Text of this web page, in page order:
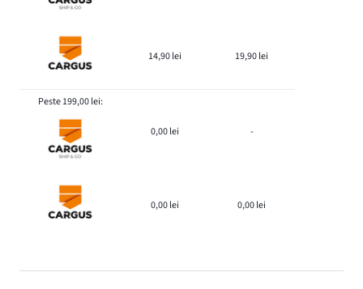
14,90 lei 19,90 lei
Peste 199,00 lei:
0,00 lei -
0,00 lei 0,00 lei